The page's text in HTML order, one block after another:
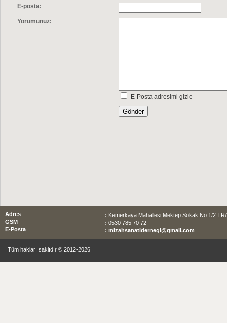
E-posta:
Yorumunuz:
E-Posta adresimi gizle
Adres : Kemerkaya Mahallesi Mektep Sokak No:1/2
GSM
: 0530 785 70 72
E-Posta
: mizahsanatidernegi@gmail.com
Tüm hakları saklıdır © 2012-2026